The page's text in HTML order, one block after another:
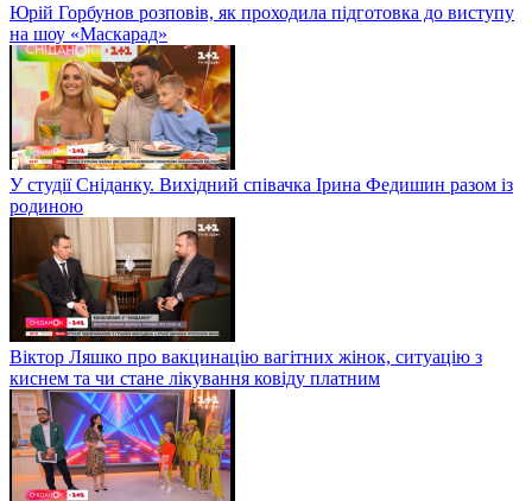
Юрій Горбунов розповів, як проходила підготовка до виступу
на шоу «Маскарад»
У студії Сніданку. Вихідний співачка Ірина Федишин разом із
родиною
Віктор Ляшко про вакцинацію вагітних жінок, ситуацію з
киснем та чи стане лікування ковіду платним